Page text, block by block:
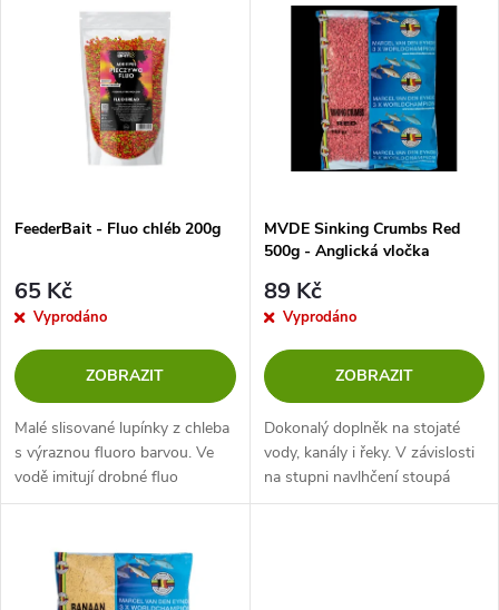
p
r
o
d
u
Abecedně
s
p
r
o
d
u
FeederBait - Fluo chléb 200g
65 Kč
Vyprodáno
ZOBRAZIT
Malé slisované lupínky z chleba
s výraznou fluoro barvou. Ve
vodě imitují drobné fluo
nástrahy. Vydrží dlouho ve
přídavkem do method peletek
nebo...
MVDE Sinking Crumbs Red
500g - Anglická vločka
89 Kč
Vyprodáno
ZOBRAZIT
Dokonalý doplněk na stojaté
vody, kanály i řeky. V závislosti
na stupni navlhčení stoupá
nebo klesá na dno. Přitahuje